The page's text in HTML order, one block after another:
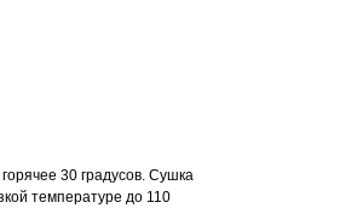
30 градусов. Сушка
температуре до 110